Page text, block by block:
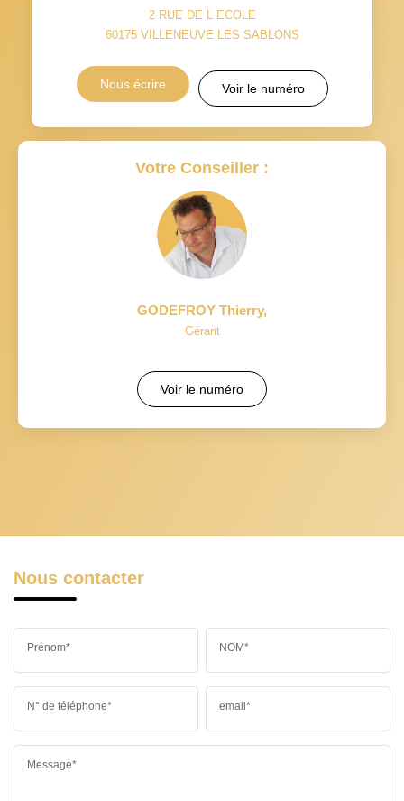
2 RUE DE L ECOLE
60175 VILLENEUVE LES SABLONS
Nous écrire Voir le numéro
Votre Conseiller :
GODEFROY Thierry,
Gérant
Voir le numéro
Nous contacter
Prénom* NOM*
N° de téléphone* email*
Message*